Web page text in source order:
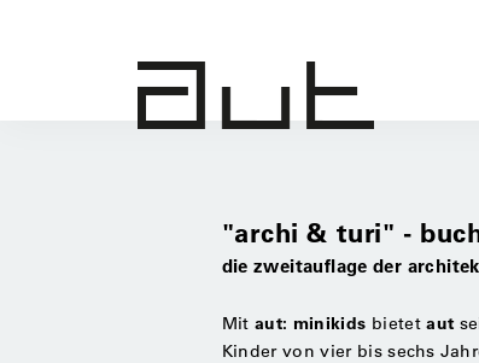
"archi & turi" -
die zweitauflage der
Mit aut: minikids bietetaut
Kinder von vier bis sechs